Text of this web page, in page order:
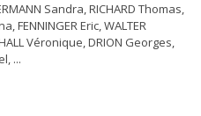
Sandra, RICHARD Thomas,
FENNINGER Eric, WALTER
Véronique, DRION Georges,
...